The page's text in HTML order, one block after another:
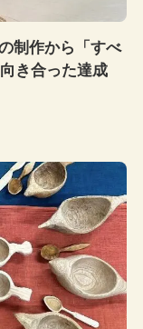
制作から「すべ
き合った達成